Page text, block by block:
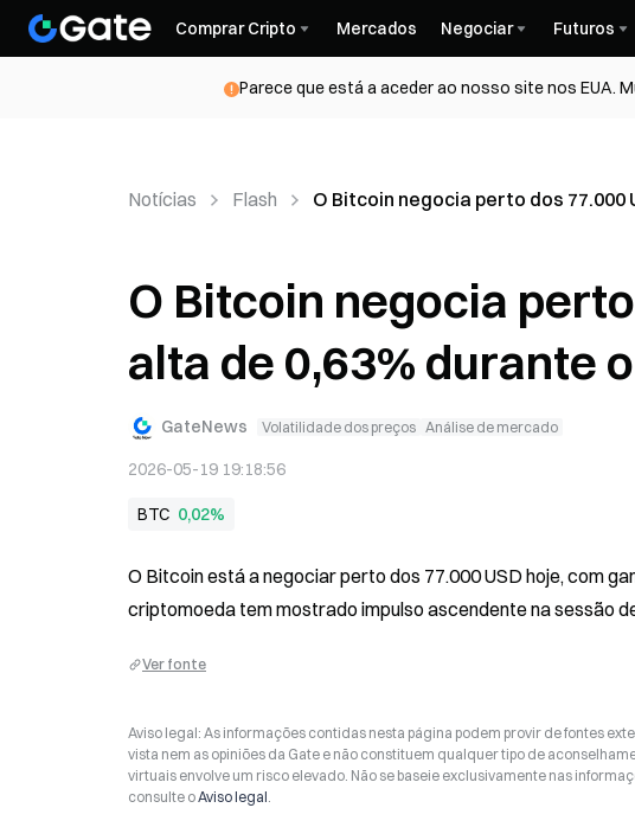
Comprar Cripto Mercados Negociar Futuros
Parece que está a aceder ao nosso site nos EUA.
Notícias Flash O Bitcoin negocia perto dos 77.000
O Bitcoin negocia
alta de 0,63% durante
GateNews Volatilidade dos preços Análise de mercado
2026-05-19 19:18:56
BTC 0,02%
O Bitcoin está a negociar perto dos 77.000 USD hoje, com
criptomoeda tem mostrado impulso ascendente na sessão
Ver fonte
Aviso legal: As informações contidas nesta página podem provir de fontes
vista nem as opiniões da Gate e não constituem qualquer tipo de
virtuais envolve um risco elevado. Não se baseie exclusivamente nas
consulte oAviso legal.